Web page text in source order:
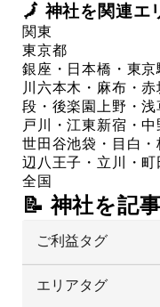
🗾神社を関連エ
関東
東京都
銀座・日本橋・東京
川 六本木・麻布・
段・後楽園 上野・
戸川・江東新宿・
世田谷池袋・目白
辺 八王子・立川・
全国
📝 神社を記
ご利益タグ
エリアタグ